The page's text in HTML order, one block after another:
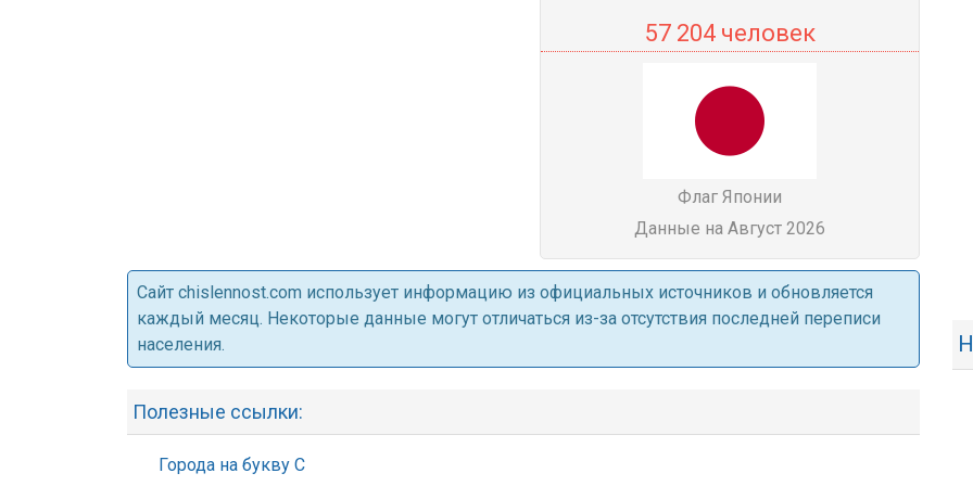
57 204 человек
Флаг Японии
Данные на Август 2026
Cайт chislennost.com использует информацию из официальных источников и обновляется
каждый месяц. Некоторые данные могут отличаться из-за отсутствия последней переписи
населения.
Полезные ссылки:
Города на букву С